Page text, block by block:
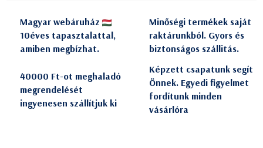
Magyar webáruház
10éves tapasztalattal,
amiben megbízhat.
Minőségi termékek saját
raktárunkból. Gyors és
biztonságos szállitás.
40000 Ft-ot meghaladó
megrendelését
ingyenesen szállítjuk ki
Képzett csapatunk segít
Önnek. Egyedi figyelmet
fordítunk minden
vásárlóra